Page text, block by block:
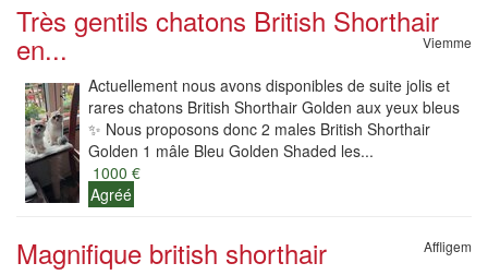
Très gentils chatons British Shorthair
en... Viemme
Actuellement nous avons disponibles de suite jolis et
rares chatons British Shorthair Golden aux yeux bleus
✨ Nous proposons donc 2 males British Shorthair
Golden 1 mâle Bleu Golden Shaded les...
1000 €
Agréé
Magnifique british shorthair Affligem